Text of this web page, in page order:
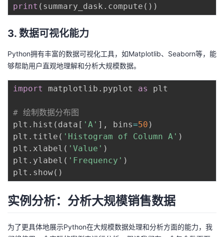
print ( summary_dask . compute ( ) )
3. 数据可视化能力
Python拥有丰富的数据可视化工具，如Matplotlib、Seaborn等，能
够帮助用户直观地理解和分析大规模数据。
import matplotlib . pyplot as plt
# 绘制数据分布图
plt . hist ( data [ 'A' ] , bins=50 )
plt . title ( 'Histogram of Column A' )
plt . xlabel ( 'Value' )
plt . ylabel ( 'Frequency' )
plt . show( )
实例分析：分析大规模销售数据
为了更具体地展示Python在大规模数据处理和分析方面的能力，我